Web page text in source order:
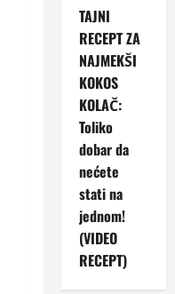
TAJNI
RECEPT ZA
NAJMEKŠI
KOKOS
KOLAČ:
Toliko
dobar da
nećete
stati na
jednom!
(VIDEO
RECEPT)